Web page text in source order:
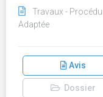
Travaux -
Adaptée
Avis
Dossier